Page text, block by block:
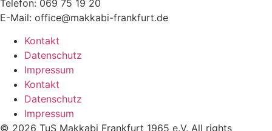
Telefon: 069 75 19 20
E-Mail: office@makkabi-frankfurt.de
Kontakt
Datenschutz
Impressum
Kontakt
Datenschutz
Impressum
© 2026 TuS Makkabi Frankfurt 1965 e.V. All rights